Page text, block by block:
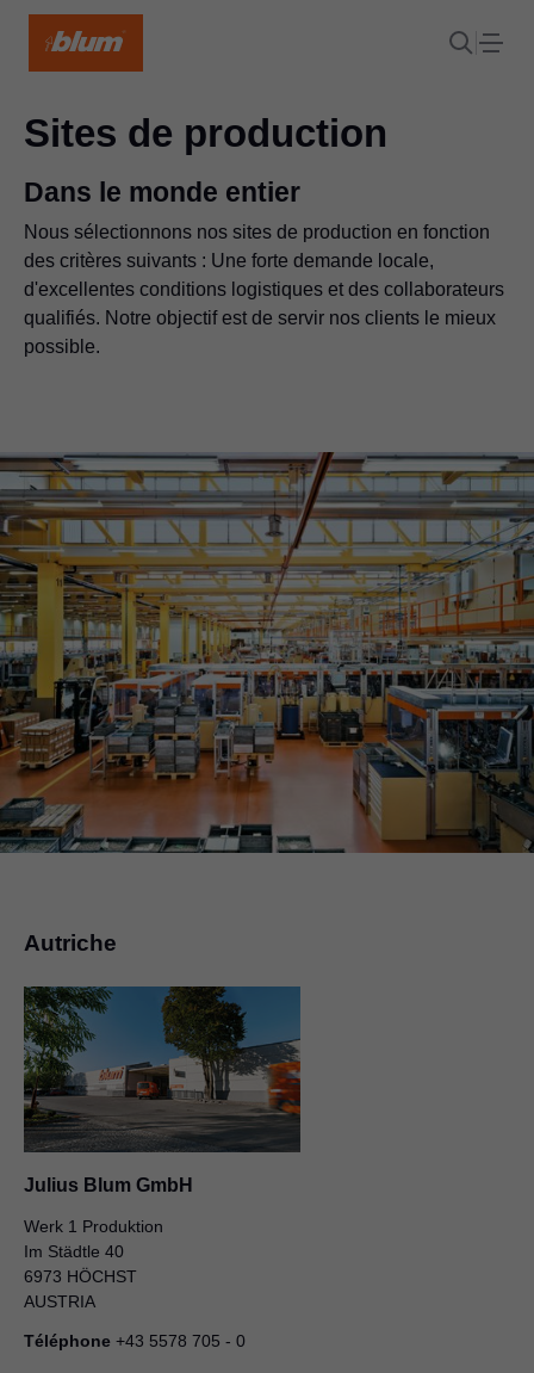
Sites de production
Dans le monde entier
Nous sélectionnons nos sites de production en fonction
des critères suivants : Une forte demande locale,
d'excellentes conditions logistiques et des collaborateurs
qualifiés. Notre objectif est de servir nos clients le mieux
possible.
Autriche
Julius Blum GmbH
Werk 1 Produktion
Im Städtle 40
6973 HÖCHST
AUSTRIA
Téléphone +43 5578 705 - 0